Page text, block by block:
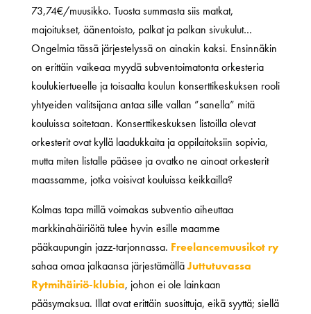
73,74€/muusikko. Tuosta summasta siis matkat,
majoitukset, äänentoisto, palkat ja palkan sivukulut…
Ongelmia tässä järjestelyssä on ainakin kaksi. Ensinnäkin
on erittäin vaikeaa myydä subventoimatonta orkesteria
koulukiertueelle ja toisaalta koulun konserttikeskuksen rooli
yhtyeiden valitsijana antaa sille vallan ”sanella” mitä
kouluissa soitetaan. Konserttikeskuksen listoilla olevat
orkesterit ovat kyllä laadukkaita ja oppilaitoksiin sopivia,
mutta miten listalle pääsee ja ovatko ne ainoat orkesterit
maassamme, jotka voisivat kouluissa keikkailla?
Kolmas tapa millä voimakas subventio aiheuttaa
markkinahäiriöitä tulee hyvin esille maamme
pääkaupungin jazz-tarjonnassa. Freelancemuusikot ry
sahaa omaa jalkaansa järjestämälläJuttutuvassa
Rytmihäiriö-klubia, johon ei ole lainkaan
pääsymaksua. Illat ovat erittäin suosittuja, eikä syyttä; siellä